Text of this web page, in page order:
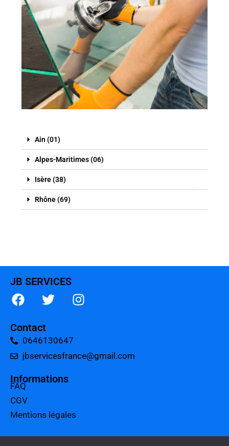
Ain (01)
Alpes-Maritimes (06)
Isère (38)
Rhône (69)
JB SERVICES
Contact
0646130647
jbservicesfrance@gmail.com
Informations
FAQ
CGV
Mentions légales